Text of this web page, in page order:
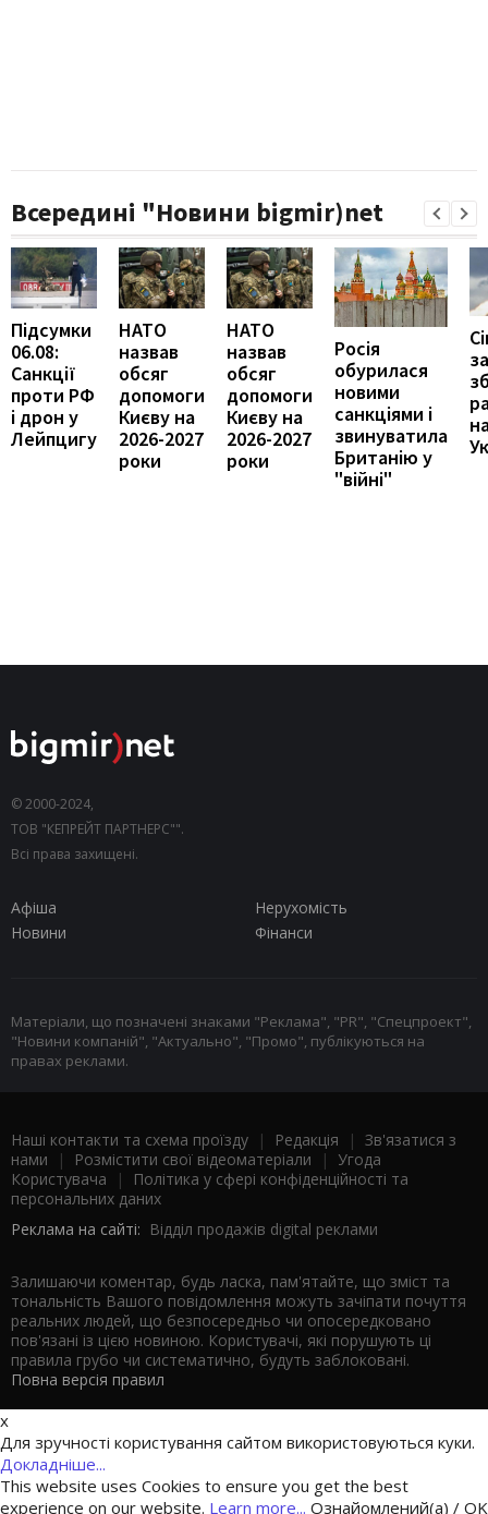
Всередині "Новини bigmir)net
Підсумки
06.08:
Санкції
проти РФ
і дрон у
Лейпцигу
НАТО
назвав
обсяг
допомоги
Києву на
2026-2027
роки
НАТО
назвав
обсяг
допомоги
Києву на
2026-2027
роки
Росія
обурилася
новими
санкціями і
звинуватила
Британію у
"війні"
© 2000-2024,
ТОВ "КЕПРЕЙТ ПАРТНЕРС"".
Всі права захищені.
Афіша
Нерухомість
Новини
Фінанси
Матеріали, що позначені знаками "Реклама", "PR", "Спецпроект",
"Новини компаній", "Актуально", "Промо", публікуються на
правах реклами.
Наші контакти та схема проїзду | Редакція | Зв'язатися з
нами | Розмістити свої відеоматеріали | Угода
Користувача |
Політика у сфері конфіденційності та
персональних даних
Реклама на сайті: Відділ продажів digital реклами
Залишаючи коментар, будь ласка, пам'ятайте, що зміст та
тональність Вашого повідомлення можуть зачіпати почуття
реальних людей, що безпосередньо чи опосередковано
пов'язані із цією новиною. Користувачі, які порушують ці
правила грубо чи систематично, будуть заблоковані.
Повна версія правил
x
Для зручності користування сайтом використовуються куки.
Докладніше...
This website uses Cookies to ensure you get the best
experience on our website. Learn more... Ознайомлений(а) / OK